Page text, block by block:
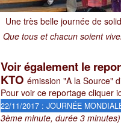
Une très belle journée de
Que tous et chacun soient
Voir également le
KTO émission "A la Source"
Pour voir ce reportage cliquer
22/11/2017 : JOURNÉE
3ème minute, durée 3 minutes)